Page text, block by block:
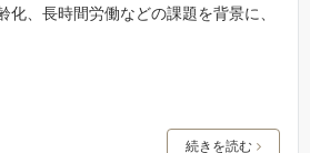
、長時間労働などの課題を背景に、
続きを読む